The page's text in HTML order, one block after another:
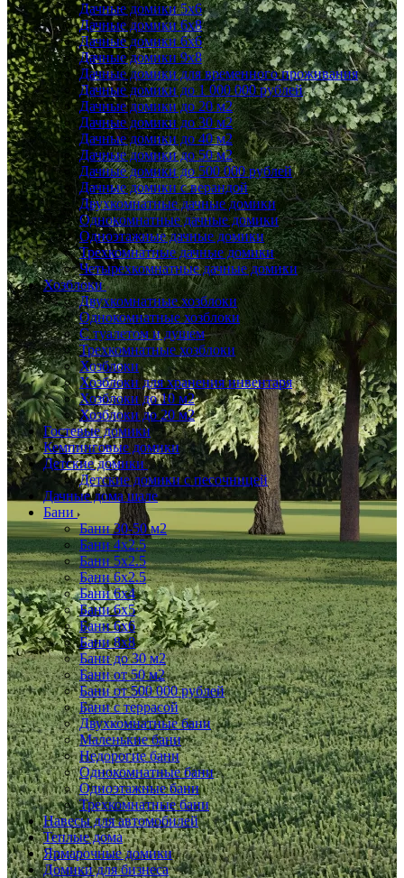
Дачные домики 5х6
Дачные домики 6x8
Дачные домики 6х6
Дачные домики 9x8
Дачные домики для временного проживания
Дачные домики до 1 000 000 рублей
Дачные домики до 20 м2
Дачные домики до 30 м2
Дачные домики до 40 м2
Дачные домики до 50 м2
Дачные домики до 500 000 рублей
Дачные домики с верандой
Двухкомнатные дачные домики
Однокомнатные дачные домики
Одноэтажные дачные домики
Трехкомнатные дачные домики
Четырехкомнатные дачные домики
Хозблоки
Двухкомнатные хозблоки
Однокомнатные хозблоки
С туалетом и душем
Трехкомнатные хозблоки
Хозблоки
Хозблоки для хранения инвентаря
Хозблоки до 10 м2
Хозблоки до 20 м2
Гостевые домики
Кемпинговые домики
Детские домики
Детские домики с песочницей
Дачные дома шале
Бани
Бани 30-50 м2
Бани 4x2.5
Бани 5x2.5
Бани 6x2.5
Бани 6х4
Бани 6х5
Бани 6х6
Бани 8x8
Бани до 30 м2
Бани от 50 м2
Бани от 500 000 рублей
Бани с террасой
Двухкомнатные бани
Маленькие бани
Недорогие бани
Однокомнатные бани
Одноэтажные бани
Трехкомнатные бани
Навесы для автомобилей
Теплые дома
Ярмарочные домики
Домики для бизнеса